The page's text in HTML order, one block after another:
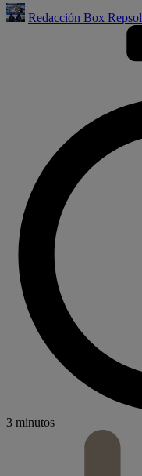
Redacción Box Repsol
3 minutos